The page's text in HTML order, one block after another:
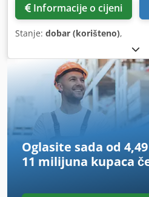
Informacije o cijeni
Stanje: dobar (korišteno),
Oglasite sada od
11 milijuna kupaca